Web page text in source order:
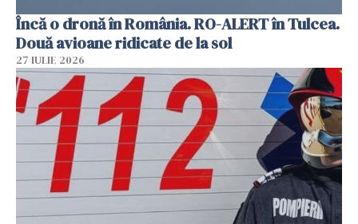
Încă o dronă în România. RO-ALERT în Tulcea.
Două avioane ridicate de la sol
27 IULIE 2026